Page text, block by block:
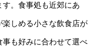
す。食事処も近郊にあ
楽しめる小さな飲食店が
も好みに合わせて選べ